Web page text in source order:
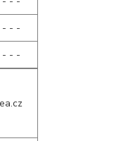
- - -
- - -